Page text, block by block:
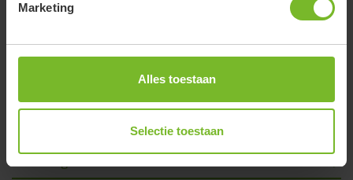
Marketing
Alles toestaan
Selectie toestaan
Het Varsenerveld